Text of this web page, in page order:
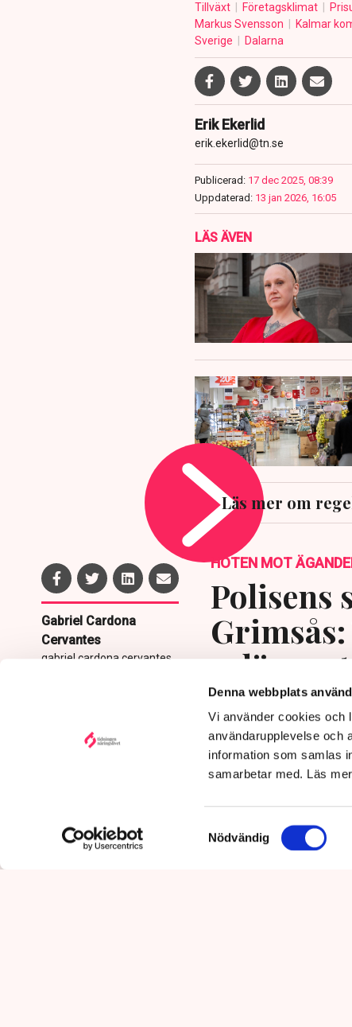
Denna webbplats
Vi använder cookies och
användarupplevelse och
information som samlas
samarbetar med. Läs
Samtyckesval
Nödvändig
Tillväxt Företagsklimat
Markus Svensson
Kalmar
Sverige
Dalarna
Erik Ekerlid
erik.ekerlid@tn.se
Publicerad: 17 dec 2025, 08:39
Uppdaterad: 13 jan 2026, 16:05
LÄS ÄVEN
Läs mer om
Gabriel Cardona
Cervantes
gabriel.cardona.cervantes
HOTEN MOT
Polisens